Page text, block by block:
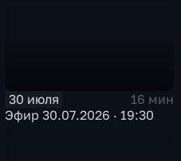
30 июля
16 мин
Эфир 30.07.2026 · 19:30